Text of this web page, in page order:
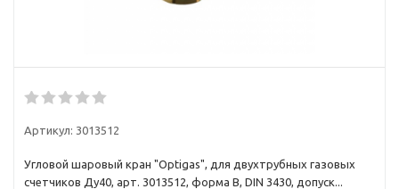
Артикул: 3013512
Угловой шаровый кран "Optigas", для двухтрубных газовых
счетчиков Ду40, арт. 3013512, форма В, DIN 3430, допуск...